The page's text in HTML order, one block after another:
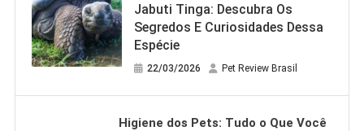
Jabuti Tinga: Descubra Os
Segredos E Curiosidades Dessa
Espécie
22/03/2026 Pet Review Brasil
Higiene dos Pets: Tudo o Que Você